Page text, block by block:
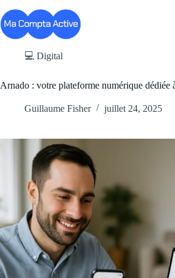
au
contenu
💻 Digital
Arnado : votre plateforme numérique dédiée
Guillaume Fisher juillet 24, 2025